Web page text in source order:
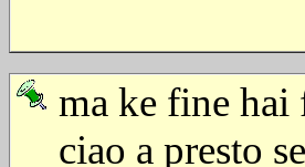
ma ke fine hai
ciao a presto